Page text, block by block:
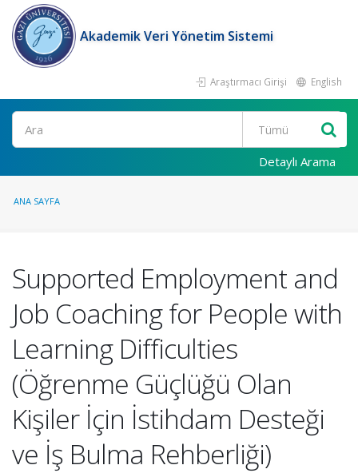
Akademik Veri Yönetim Sistemi
Araştırmacı Girişi English
Ara
Detaylı Arama
ANA SAYFA
Supported Employment and
Job Coaching for People with
Learning Difficulties
(Öğrenme Güçlüğü Olan
Kişiler İçin İstihdam Desteği
ve İş Bulma Rehberliği)